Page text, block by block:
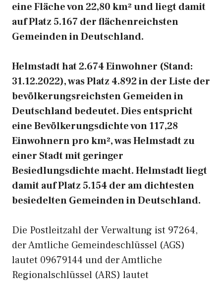
eine Fläche von 22,80 km² und liegt damit
auf Platz 5.167 der flächenreichsten
Gemeinden in Deutschland.
Helmstadt hat 2.674 Einwohner (Stand:
31.12.2022), was Platz 4.892 in der Liste der
bevölkerungsreichsten Gemeiden in
Deutschland bedeutet. Dies entspricht
eine Bevölkerungsdichte von 117,28
Einwohnern pro km², was Helmstadt zu
einer Stadt mit geringer
Besiedlungsdichte macht. Helmstadt liegt
damit auf Platz 5.154 der am dichtesten
besiedelten Gemeinden in Deutschland.
Die Postleitzahl der Verwaltung ist 97264,
der Amtliche Gemeindeschlüssel (AGS)
lautet 09679144 und der Amtliche
Regionalschlüssel (ARS) lautet